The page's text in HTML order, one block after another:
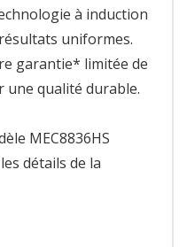
à induction
uniformes.
garantie* limitée de
une qualité durable.
MEC8836HS
détails de la